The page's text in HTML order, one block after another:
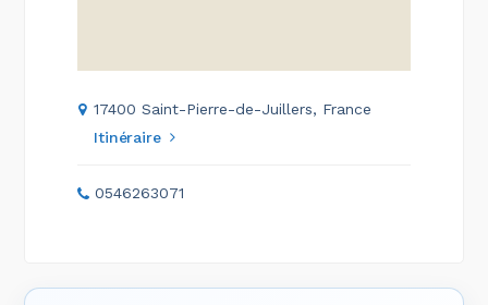
17400 Saint-Pierre-de-Juillers, France
Itinéraire
0546263071